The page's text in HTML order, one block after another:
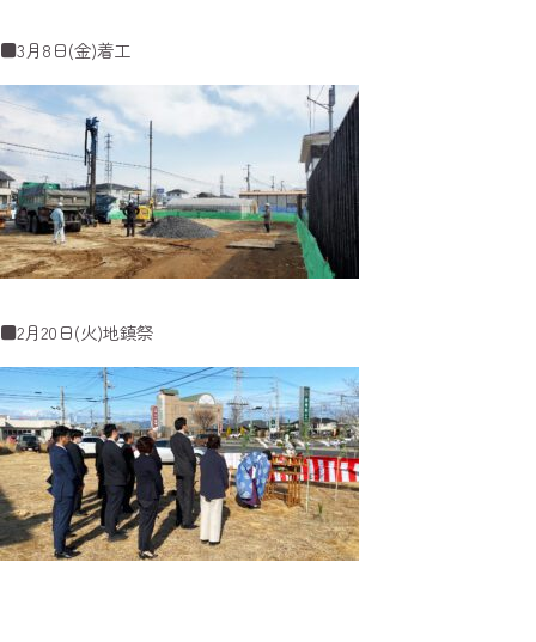
■3月8日(金)着工
■2月20日(火)地鎮祭